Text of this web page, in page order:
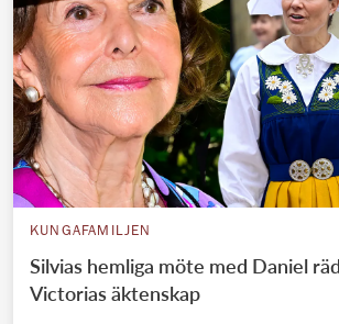
KUNGAFAMILJEN
Silvias hemliga möte med Daniel
Victorias äktenskap